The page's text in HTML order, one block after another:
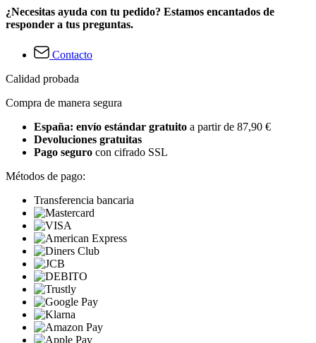
¿Necesitas ayuda con tu pedido? Estamos encantados de
responder a tus preguntas.
Contacto
Calidad probada
Compra de manera segura
España: envío estándar gratuito a partir de 87,90 €
Devoluciones gratuitas
Pago seguro con cifrado SSL
Métodos de pago:
Transferencia bancaria